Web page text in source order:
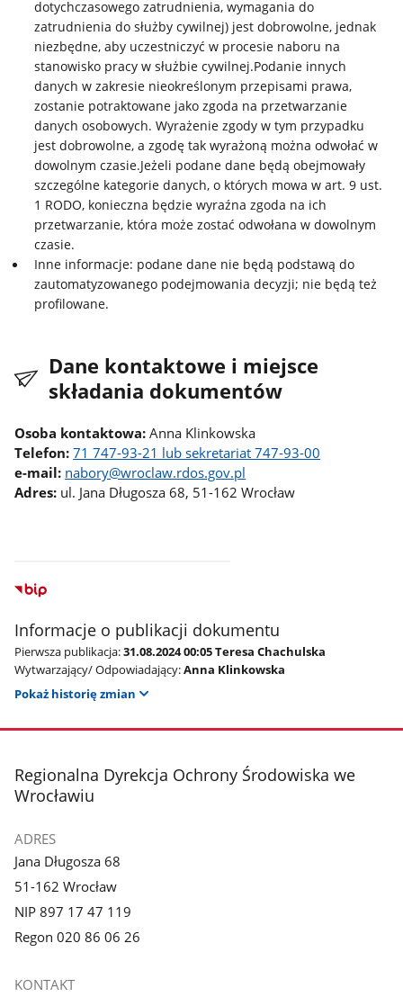
dotychczasowego zatrudnienia, wymagania do
zatrudnienia do służby cywilnej) jest dobrowolne, jednak
niezbędne, aby uczestniczyć w procesie naboru na
stanowisko pracy w służbie cywilnej.Podanie innych
danych w zakresie nieokreślonym przepisami prawa,
zostanie potraktowane jako zgoda na przetwarzanie
danych osobowych. Wyrażenie zgody w tym przypadku
jest dobrowolne, a zgodę tak wyrażoną można odwołać w
dowolnym czasie.Jeżeli podane dane będą obejmowały
szczególne kategorie danych, o których mowa w art. 9 ust.
1 RODO, konieczna będzie wyraźna zgoda na ich
przetwarzanie, która może zostać odwołana w dowolnym
czasie.
Inne informacje: podane dane nie będą podstawą do
zautomatyzowanego podejmowania decyzji; nie będą też
profilowane.
Dane kontaktowe i miejsce
składania dokumentów
Osoba kontaktowa: Anna Klinkowska
Telefon: 71 747-93-21 lub sekretariat 747-93-00
e-mail: nabory@wroclaw.rdos.gov.pl
Adres: ul. Jana Długosza 68, 51-162 Wrocław
Informacje o publikacji dokumentu
Pierwsza publikacja:31.08.2024 00:05 Teresa Chachulska
Wytwarzający/ Odpowiadający:Anna Klinkowska
Pokaż historię zmian
stopka
Regionalna Dyrekcja Ochrony Środowiska we
Wrocławiu
ADRES
Jana Długosza 68
51-162 Wrocław
NIP 897 17 47 119
Regon 020 86 06 26
KONTAKT